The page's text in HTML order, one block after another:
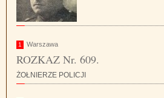
1 Warszawa
ROZKAZ Nr. 609.
ŻOŁNIERZE POLICJI